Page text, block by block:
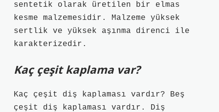
sentetik olarak üretilen bir elmas
kesme malzemesidir. Malzeme yüksek
sertlik ve yüksek aşınma direnci ile
karakterizedir.
Kaç çeşit kaplama var?
Kaç çeşit diş kaplaması vardır? Beş
çeşit diş kaplaması vardır. Diş